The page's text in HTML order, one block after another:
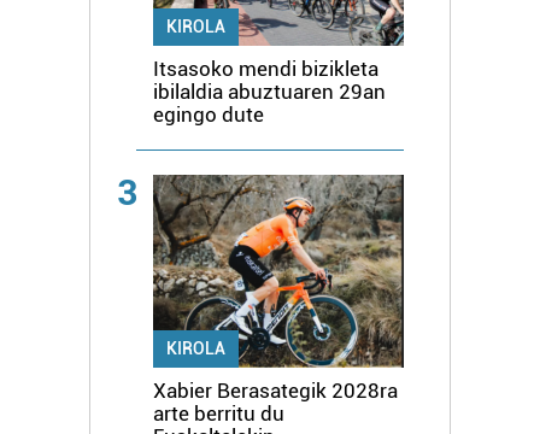
KIROLA
Itsasoko mendi bizikleta
ibilaldia abuztuaren 29an
egingo dute
3
KIROLA
Xabier Berasategik 2028ra
arte berritu du